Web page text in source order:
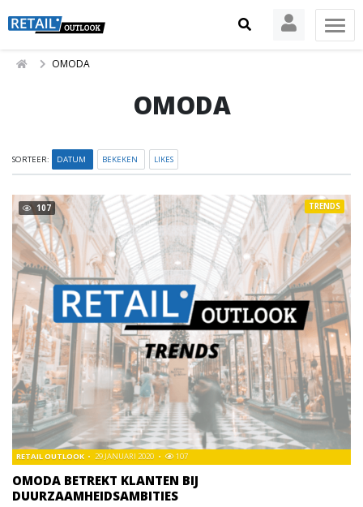
OMODA
OMODA
SORTEER: DATUM BEKEKEN LIKES
107
OMODA BETREKT KLANTEN BIJ
DUURZAAMHEIDSAMBITIES
RETAIL OUTLOOK 29 JANUARI 2020 107
TRENDS